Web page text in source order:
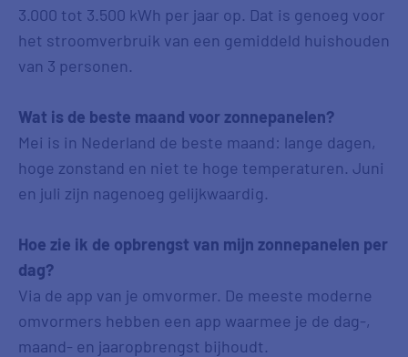
3.000 tot 3.500 kWh per jaar op. Dat is genoeg voor
het stroomverbruik van een gemiddeld huishouden
van 3 personen.
Wat is de beste maand voor zonnepanelen?
Mei is in Nederland de beste maand: lange dagen,
hoge zonstand en niet te hoge temperaturen. Juni
en juli zijn nagenoeg gelijkwaardig.
Hoe zie ik de opbrengst van mijn zonnepanelen per
dag?
Via de app van je omvormer. De meeste moderne
omvormers hebben een app waarmee je de dag-,
maand- en jaaropbrengst bijhoudt.